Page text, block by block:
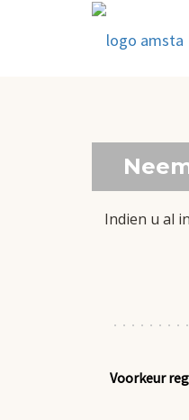
Indien u al
Voorkeur